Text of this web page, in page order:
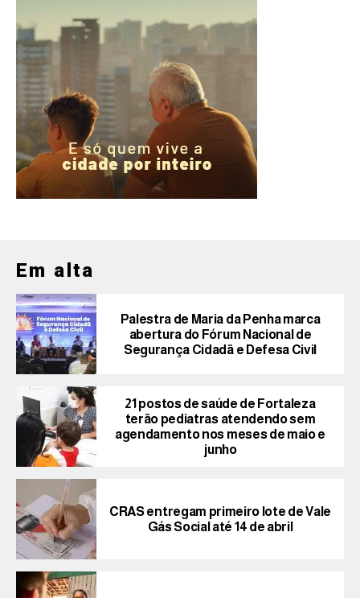
Em alta
Palestra de Maria da Penha marca
abertura do Fórum Nacional de
Segurança Cidadã e Defesa Civil
21 postos de saúde de Fortaleza
terão pediatras atendendo sem
agendamento nos meses de maio e
junho
CRAS entregam primeiro lote de Vale
Gás Social até 14 de abril